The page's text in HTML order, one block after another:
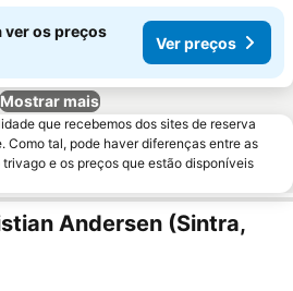
ver os preços
Ver preços
Mostrar mais
que recebemos dos sites de reserva
Como tal, pode haver diferenças entre as
e os preços que estão disponíveis
Andersen (Sintra,